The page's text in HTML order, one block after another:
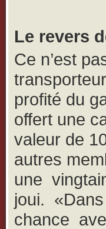
Le revers
Ce n’est
profité du
offert une
valeur de
autres
une
joui.
chance